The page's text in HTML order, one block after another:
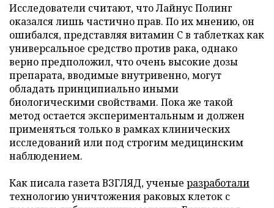
Исследователи считают, что Лайнус Полинг
оказался лишь частично прав. По их мнению, он
ошибался, представляя витамин C в таблетках как
универсальное средство против рака, однако
верно предположил, что очень высокие дозы
препарата, вводимые внутривенно, могут
обладать принципиально иными
биологическими свойствами. Пока же такой
метод остается экспериментальным и должен
применяться только в рамках клинических
исследований или под строгим медицинским
наблюдением.
Как писала газета ВЗГЛЯД, ученые разработали
технологию уничтожения раковых клеток с